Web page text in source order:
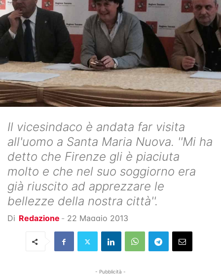
Il vicesindaco è andata far visita
all'uomo a Santa Maria Nuova. ''Mi ha
detto che Firenze gli è piaciuta
molto e che nel suo soggiorno era
già riuscito ad apprezzare le
bellezze della nostra città''.
Di Redazione - 22 Maggio 2013
- Pubblicità -